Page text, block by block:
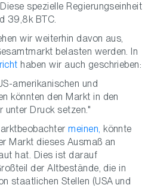
spezielle Regierungseinheit
39,8k BTC.
wir weiterhin davon aus,
belasten werden. In
haben wir auch geschrieben:
amerikanischen und
könnten den Markt in den
unter Druck setzen."
meinen, könnte
Markt dieses Ausmaß an
hat. Dies ist darauf
der Altbestände, die in
staatlichen Stellen (USA und